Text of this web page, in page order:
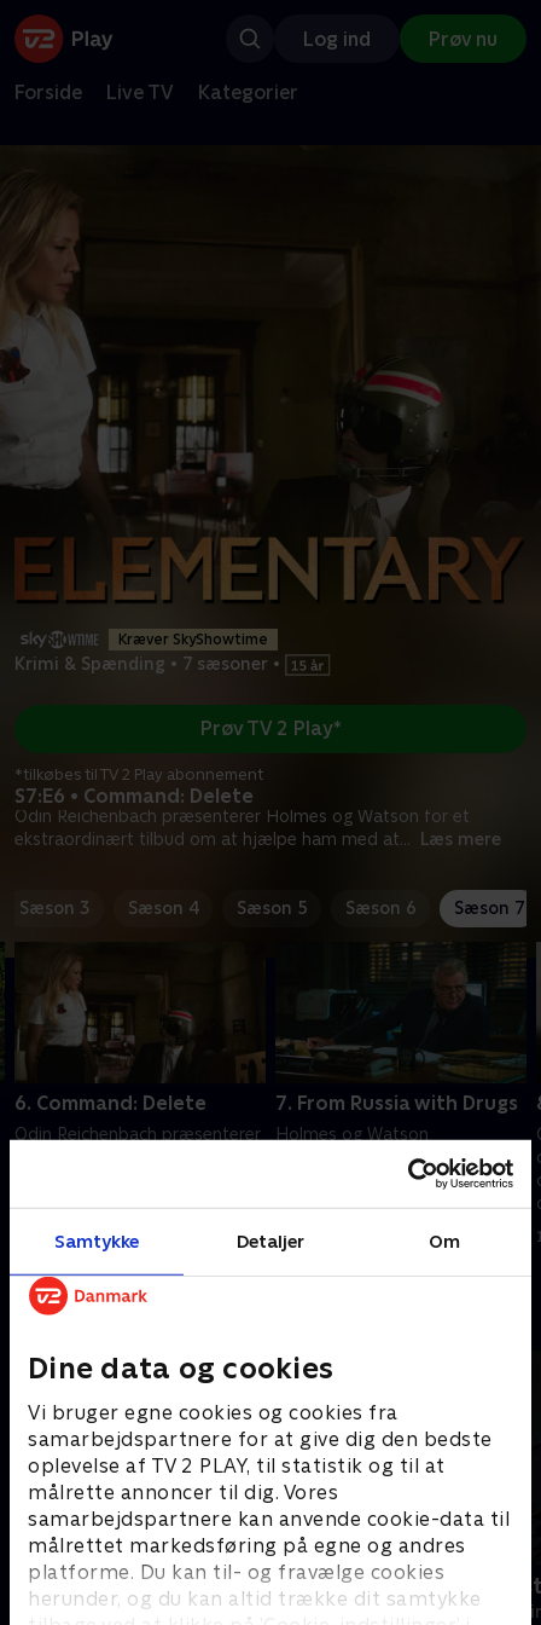
Samtykke Detaljer Om
Dine data og cookies
Vi bruger egne cookies og cookies fra
samarbejdspartnere for at give dig den bedste
oplevelse af TV 2 PLAY, til statistik og til at
målrette annoncer til dig. Vores
samarbejdspartnere kan anvende cookie-data til
målrettet markedsføring på egne og andres
platforme. Du kan til- og fravælge cookies
herunder, og du kan altid trække dit samtykke
Log ind Prøv nu
Forside Live TV Kategorier
Kræver SkyShowtime
Krimi & Spænding • 7 sæsoner •
S7:E6 • Command: Delete
Odin Reichenbach præsenterer Holmes og Watson for et
ekstraordinært tilbud om at hjælpe ham med at... Læs mere
Prøv TV 2 Play*
*tilkøbes til TV 2 Play abonnement
Sæson 3 Sæson 4 Sæson 5 Sæson 6 Sæson 7
6. Command: Delete
Odin Reichenbach præsenterer
fremtidige forbrydelser.
15. januar 2020 • 41 min
7. From Russia with Drugs
Holmes og Watson
efterforsker mordet på en tyv,
der levede af at stjæle fra
16. januar 2020 • 39 min
Andre så også
The Hunting Party
Krimi & Spænding • 2 sæsoner
Fornyet
Krimi &